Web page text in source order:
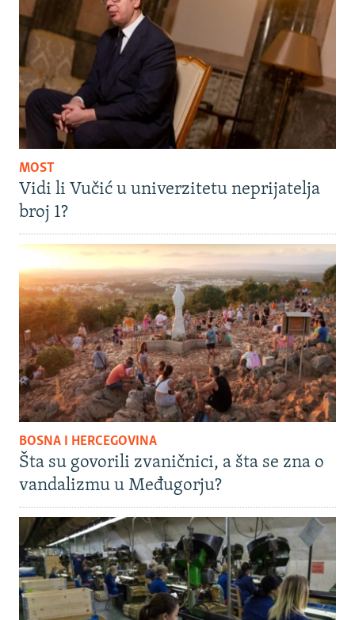
MOST
Vidi li Vučić u univerzitetu neprijatelja
broj 1?
BOSNA I HERCEGOVINA
Šta su govorili zvaničnici, a šta se zna o
vandalizmu u Međugorju?